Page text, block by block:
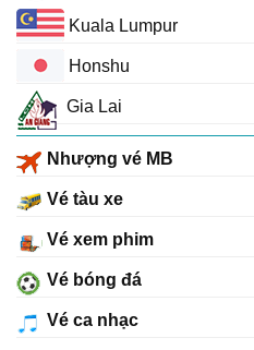
Kuala Lumpur
Honshu
Gia Lai
Nhượng vé MB
Vé tàu xe
Vé xem phim
Vé bóng đá
Vé ca nhạc